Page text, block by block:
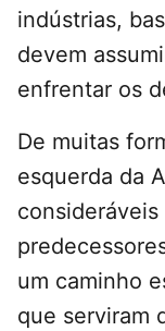
indústrias,
devem
enfrentar os
De muitas
esquerda da
um caminho
que serviram